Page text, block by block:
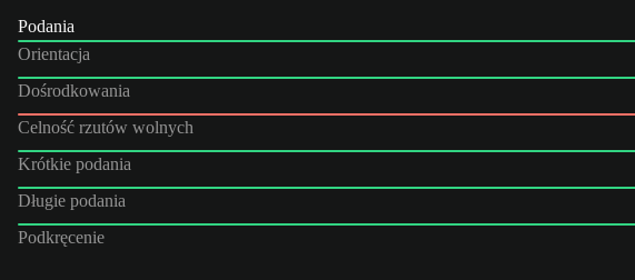
Podania
Orientacja
Dośrodkowania
Celność rzutów wolnych
Krótkie podania
Długie podania
Podkręcenie